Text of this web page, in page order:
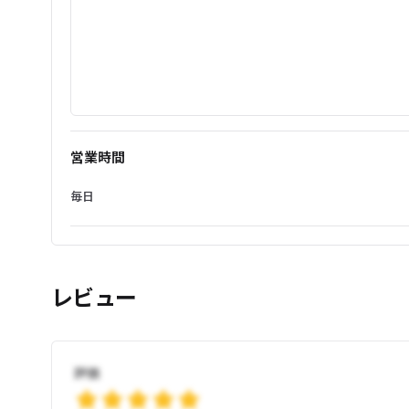
営業時間
毎日
レビュー
評価